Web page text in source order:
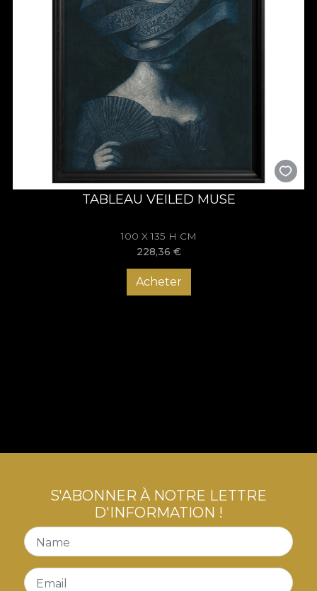
TABLEAU VEILED MUSE
100 X 135 H CM
228,36 €
Acheter
S'ABONNER À NOTRE LETTRE
D'INFORMATION !
Name
Email